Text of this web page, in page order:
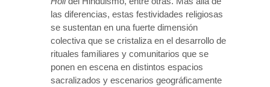
las diferencias, estas festividades religiosas
se sustentan en una fuerte dimensión
colectiva que se cristaliza en el desarrollo de
rituales familiares y comunitarios que se
ponen en escena en distintos espacios
sacralizados y escenarios geográficamente